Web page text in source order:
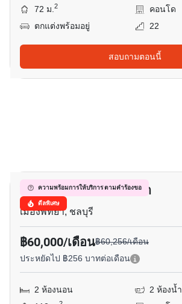
72 ม.2
คอนโด
ตกแต่งพร้อมอยู่
22
สอบถามตอนนี้
ความพร้อมการให้บริการ ตามคำร้องขอ
ดีลพิเศษ
วินด์แฮม จอมเทียน พัทยา
เมืองพัทยา, ชลบุรี
฿60,000/เดือน฿60,256/เดือน
ประหยัดไป ฿256 บาทต่อเดือน
2 ห้องนอน
2 ห้องน้ำ